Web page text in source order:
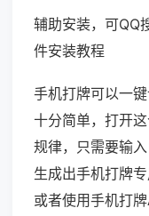
辅助安装，可
件安装教程
手机打牌可以一
十分简单，打开
规律，只需要输
生成出手机打牌
或者使用手机打